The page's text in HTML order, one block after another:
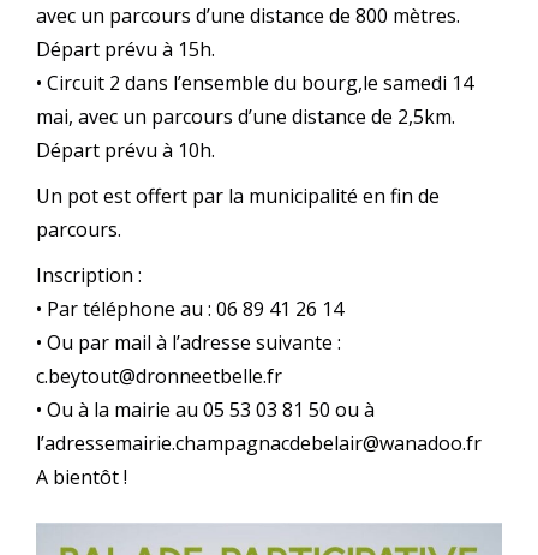
avec un parcours d’une distance de 800 mètres.
Départ prévu à 15h.
• Circuit 2 dans l’ensemble du bourg,le samedi 14
mai, avec un parcours d’une distance de 2,5km.
Départ prévu à 10h.
Un pot est offert par la municipalité en fin de
parcours.
Inscription :
• Par téléphone au : 06 89 41 26 14
• Ou par mail à l’adresse suivante :
c.beytout@dronneetbelle.fr
• Ou à la mairie au 05 53 03 81 50 ou à
l’adressemairie.champagnacdebelair@wanadoo.fr
A bientôt !